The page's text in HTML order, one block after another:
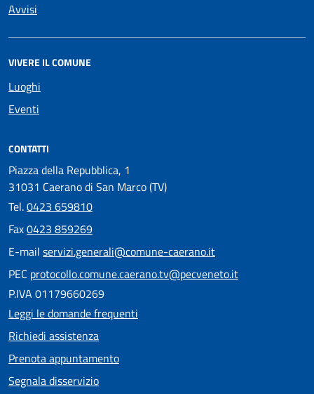
Avvisi
VIVERE IL COMUNE
Luoghi
Eventi
CONTATTI
Piazza della Repubblica, 1
31031 Caerano di San Marco (TV)
Tel.0423 659810
Fax0423 859269
E-mail servizi.generali@comune-caerano.it
PEC protocollo.comune.caerano.tv@pecveneto.it
P.IVA 01179660269
Leggi le domande frequenti
Richiedi assistenza
Prenota appuntamento
Segnala disservizio